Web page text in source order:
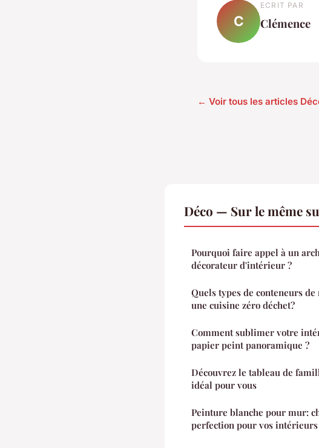
C
ECRIT PAR
Clémence
← Voir tous les articles
Déco — Sur le même
Pourquoi faire appel à un
décorateur d'intérieur ?
Quels types de conteneurs
une cuisine zéro déchet?
Comment sublimer votre
papier peint panoramique ?
Découvrez le tableau de
idéal pour vous
Peinture blanche pour mur:
perfection pour vos intérieurs